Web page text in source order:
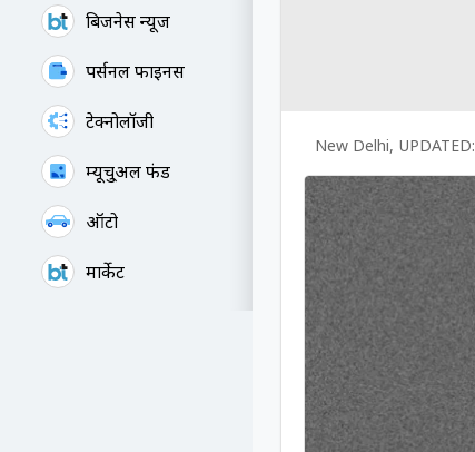
बिजनेस न्यूज
पर्सनल फाइनेंस
टेक्नोलॉजी
म्यूचु्अल फंड
ऑटो
मार्केट
New Delhi, UPDATED: